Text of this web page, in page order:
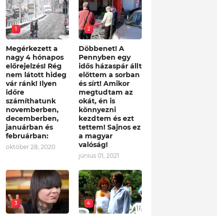
1
Megérkezett a
nagy 4 hónapos
előrejelzés! Rég
nem látott hideg
vár ránk! Ilyen
időre
számíthatunk
novemberben,
decemberben,
januárban és
februárban:
október 28, 2020
2
Döbbenet! A
Pennyben egy
idős házaspár állt
előttem a sorban
és sírt! Amikor
megtudtam az
okát, én is
könnyezni
kezdtem és ezt
tettem! Sajnos ez
a magyar
valóság!
június 01, 2021
3 4